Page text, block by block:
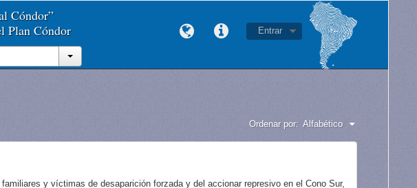
Cóndor”
Plan Cóndor
Entrar
Ordenar por: Alfabético
y víctimas de desaparición forzada y del accionar represivo en el Cono Sur,